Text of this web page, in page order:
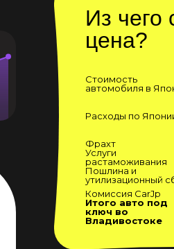
Из чего
цена?
Стоимость
автомобиля в
Расходы по
Фрахт
Услуги
растаможивания
Пошлина и
утилизационный
Комиссия CarJp
Итого авто под
ключ во
Владивостоке